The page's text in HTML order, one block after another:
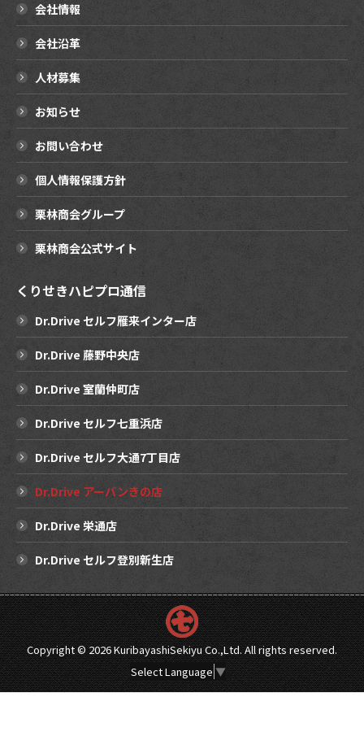
会社情報
会社沿革
人材募集
お知らせ
お問い合わせ
個人情報保護方針
栗林商会グループ
栗林商会公式サイト
くりせきハピプロ通信
Dr.Drive セルフ雁来インター店
Dr.Drive 藤野中央店
Dr.Drive 室蘭仲町店
Dr.Drive セルフ七重浜店
Dr.Drive セルフ大通7丁目店
Dr.Drive アーバンきの店
Dr.Drive 栄通店
Dr.Drive セルフ登別新生店
Copyright ©2026 KuribayashiSekiyu Co.,Ltd. All rights reserved.
Select Language ▼